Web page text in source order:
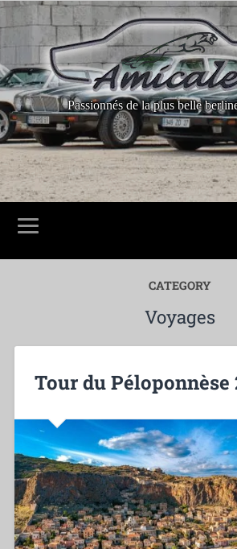
Passionnés de la plus belle
CATEGORY
Voyages
Tour du Péloponnèse